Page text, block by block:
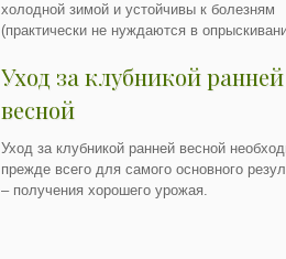
холодной зимой и устойчивы к болезням
(практически не нуждаются в
Уход за клубникой ранней
весной
Уход за клубникой ранней весной
прежде всего для самого основного
– получения хорошего урожая.